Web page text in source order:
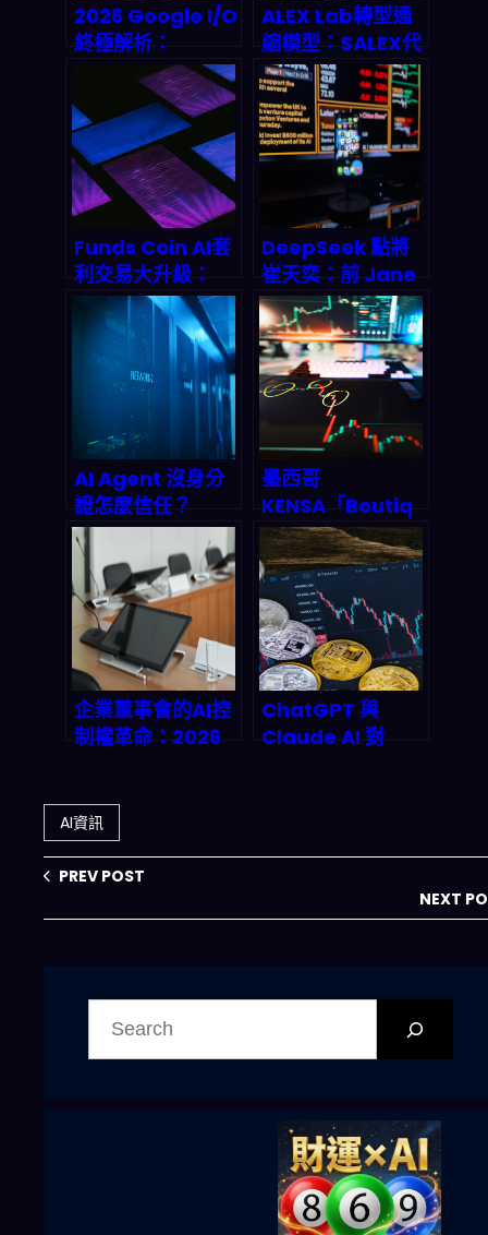
2026 Google I/O
終極解析：
Agentic AI 時代
來臨，數位員工解
放人類勞動力
ALEX Lab轉型通
縮模型：$ALEX代
幣回購燒毀機制與
2026年Stacks生
態價值前景
Funds Coin AI套
利交易大升級：
2026年量化交易
基礎設施革命，
n8n工作流如何讓
你躺賺？
DeepSeek 點將
崔天奕：前 Jane
Street 量化老兵
執掌 Harness 團
隊，代理式 AI 正
在改寫金融市場的
底層邏輯
AI Agent 沒身分
證怎麼信任？
Infoblox與
GoDaddy聯手打
造DNS身份驗證新
標準，終結代理人
偽造與數據污染亂
象
墨西哥
KENSA「Boutiq
ue Model」：用
AI量化交易把短中
期機會抓進自動
化，2026 投資人
該怎麼看？
企業董事會的AI控
制權革命：2026
ChatGPT 與
Claude AI 對
AI資訊
PREV POST
NEXT